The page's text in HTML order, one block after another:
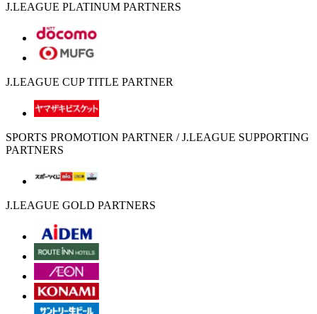
J.LEAGUE PLATINUM PARTNERS
J.LEAGUE CUP TITLE PARTNER
SPORTS PROMOTION PARTNER / J.LEAGUE SUPPORTING
PARTNERS
J.LEAGUE GOLD PARTNERS